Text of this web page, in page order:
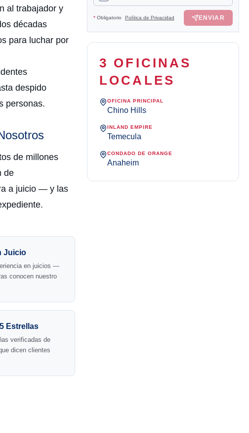
al trabajador y
décadas
para luchar por
despido
personas.
de millones
de
a juicio — y las
Juicio
en juicios —
conocen nuestro
Estrellas
verificadas de
dicen clientes
* Obligatorio Política de Privacidad ENVIAR
3 OFICINAS
LOCALES
OFICINA PRINCIPAL
Chino Hills
INLAND EMPIRE
Temecula
CONDADO DE ORANGE
Anaheim